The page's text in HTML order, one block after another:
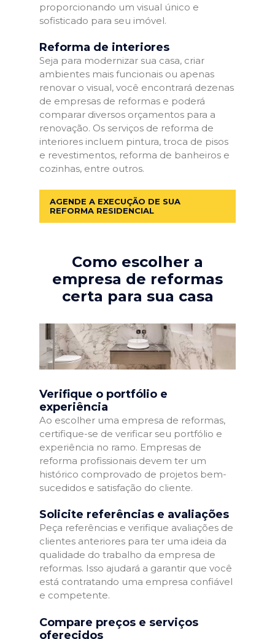
proporcionando um visual único e
sofisticado para seu imóvel.
Reforma de interiores
Seja para modernizar sua casa, criar
ambientes mais funcionais ou apenas
renovar o visual, você encontrará dezenas
de empresas de reformas e poderá
comparar diversos orçamentos para a
renovação. Os serviços de reforma de
interiores incluem pintura, troca de pisos
e revestimentos, reforma de banheiros e
cozinhas, entre outros.
AGENDE A EXECUÇÃO DE SUA
REFORMA RESIDENCIAL
Como escolher a
empresa de reformas
certa para sua casa
Verifique o portfólio e
experiência
Ao escolher uma empresa de reformas,
certifique-se de verificar seu portfólio e
experiência no ramo. Empresas de
reforma profissionais devem ter um
histórico comprovado de projetos bem-
sucedidos e satisfação do cliente.
Solicite referências e avaliações
Peça referências e verifique avaliações de
clientes anteriores para ter uma ideia da
qualidade do trabalho da empresa de
reformas. Isso ajudará a garantir que você
está contratando uma empresa confiável
e competente.
Compare preços e serviços
oferecidos